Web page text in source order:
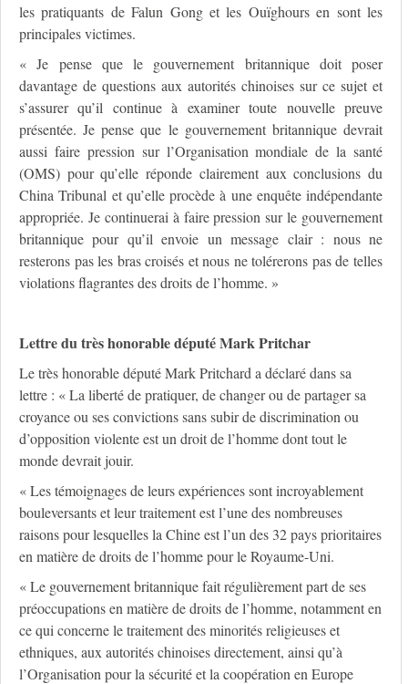
les pratiquants de Falun Gong et les Ouïghours en sont les
principales victimes.
« Je pense que le gouvernement britannique doit poser
davantage de questions aux autorités chinoises sur ce sujet et
s’assurer qu’il continue à examiner toute nouvelle preuve
présentée. Je pense que le gouvernement britannique devrait
aussi faire pression sur l’Organisation mondiale de la santé
(OMS) pour qu’elle réponde clairement aux conclusions du
China Tribunal et qu’elle procède à une enquête indépendante
appropriée. Je continuerai à faire pression sur le gouvernement
britannique pour qu’il envoie un message clair : nous ne
resterons pas les bras croisés et nous ne tolérerons pas de telles
violations flagrantes des droits de l’homme. »
Lettre du très honorable député Mark Pritchar
Le très honorable député Mark Pritchard a déclaré dans sa
lettre : « La liberté de pratiquer, de changer ou de partager sa
croyance ou ses convictions sans subir de discrimination ou
d’opposition violente est un droit de l’homme dont tout le
monde devrait jouir.
« Les témoignages de leurs expériences sont incroyablement
bouleversants et leur traitement est l’une des nombreuses
raisons pour lesquelles la Chine est l’un des 32 pays prioritaires
en matière de droits de l’homme pour le Royaume-Uni.
« Le gouvernement britannique fait régulièrement part de ses
préoccupations en matière de droits de l’homme, notamment en
ce qui concerne le traitement des minorités religieuses et
ethniques, aux autorités chinoises directement, ainsi qu’à
l’Organisation pour la sécurité et la coopération en Europe